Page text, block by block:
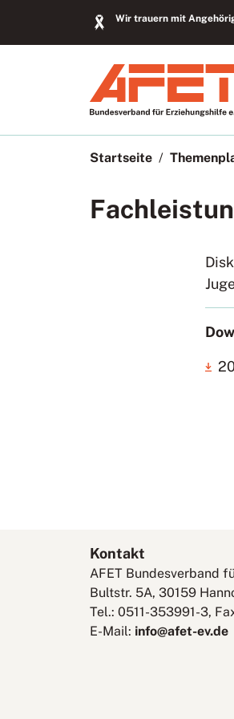
Wir trauern mit
Startseite
Kontakt
AFET Bundesverband
Bultstr. 5A, 30159
Tel.: 0511-353991-3,
E-Mail: info@afet-ev.de